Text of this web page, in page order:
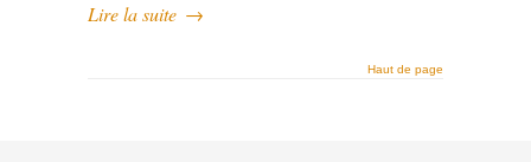
Lire la suite →
Haut de page